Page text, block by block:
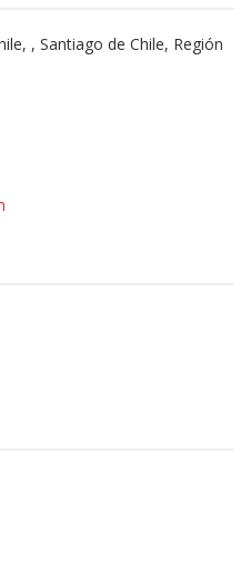
, Santiago de Chile, Región